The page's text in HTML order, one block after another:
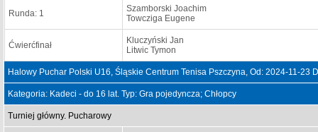
Runda: 1
Szamborski Joachim
Towcziga Eugene
Ćwierćfinał
Kluczyński Jan
Litwic Tymon
Halowy Puchar Polski U16, Śląskie Centrum Tenisa Pszczyna, Od: 2024-11-23
Kategoria: Kadeci - do 16 lat. Typ: Gra pojedyncza; Chłopcy
Turniej główny. Pucharowy